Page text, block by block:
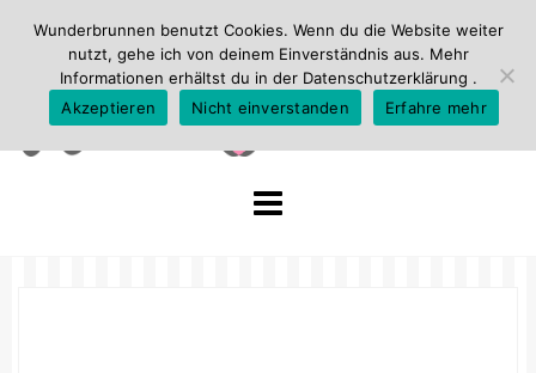
Wunderbrunnen benutzt Cookies. Wenn du die Website weiter
nutzt, gehe ich von deinem Einverständnis aus. Mehr
Informationen erhältst du in der Datenschutzerklärung .
Akzeptieren
Nicht einverstanden Erfahre mehr